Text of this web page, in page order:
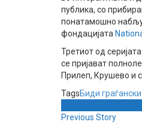
публика, со
понатамошно
фондацијата
Третиот од
се пријават
Прилеп, Крушево и
TagsБиди
Previous Story